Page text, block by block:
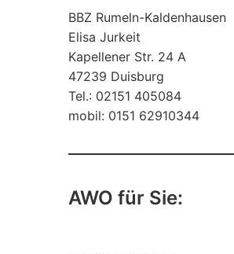
BBZ Rumeln-Kaldenhausen
Elisa Jurkeit
Kapellener Str. 24 A
47239 Duisburg
Tel.: 02151 405084
mobil: 0151 62910344
AWO für Sie: